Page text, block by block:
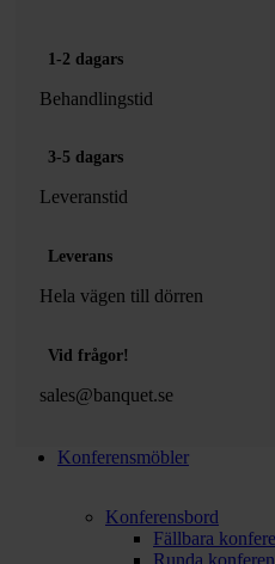
1-2 dagars
Behandlingstid
3-5 dagars
Leveranstid
Leverans
Hela vägen till dörren
Vid frågor!
sales@banquet.se
Konferensmöbler
Konferensbord
Fällbara
Runda